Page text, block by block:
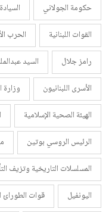
حكومة الجولاني
القوات اللبنانية
الحرب
رامز جلال
السيد
الأسرى اللبنانيون
وزارة
الهيئة الصحية الإسلامية
الرئيس الروسي بوتين
المسلسلات التاريخية وتزيف
اليونفيل
قوات الطورائ